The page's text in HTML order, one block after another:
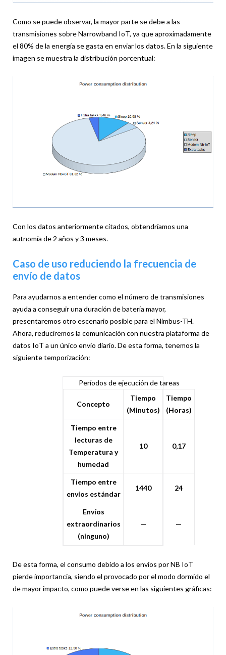
Como se puede observar, la mayor parte se debe a las
transmisiones sobre Narrowband IoT, ya que aproximadamente
el 80% de la energía se gasta en enviar los datos. En la siguiente
imagen se muestra la distribución porcentual:
Con los datos anteriormente citados, obtendríamos una
autnomía de 2 años y 3 meses.
Caso de uso reduciendo la frecuencia de
envío de datos
Para ayudarnos a entender como el número de transmisiones
ayuda a conseguir una duración de batería mayor,
presentaremos otro escenario posible para el Nimbus-TH.
Ahora, reduciremos la comunicación con nuestra plataforma de
datos IoT a un único envío diario. De esta forma, tenemos la
siguiente temporización:
Períodos de ejecución de tareas
Concepto
Tiempo
(Minutos)
Tiempo
(Horas)
Tiempo entre
lecturas de
Temperatura y
humedad
10 0,17
Tiempo entre
envíos estándar
1440 24
Envíos
extraordinarios
(ninguno)
— —
De esta forma, el consumo debido a los envíos por NB IoT
pierde importancia, siendo el provocado por el modo dormido el
de mayor impacto, como puede verse en las siguientes gráficas: